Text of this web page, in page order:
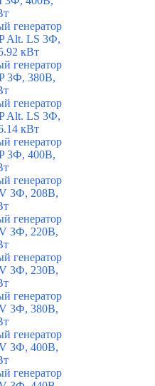
генератор
Alt. LS 3Ф,
кВт
генератор
3Ф, 380В,
генератор
Alt. LS 3Ф,
кВт
генератор
3Ф, 400В,
генератор
3Ф, 208В,
генератор
3Ф, 220В,
генератор
3Ф, 230В,
генератор
3Ф, 380В,
генератор
3Ф, 400В,
генератор